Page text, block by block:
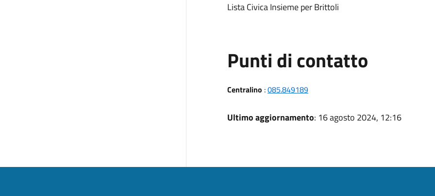
Lista Civica Insieme per Brittoli
Punti di contatto
Centralino :085.849189
Ultimo aggiornamento: 16 agosto 2024, 12:16